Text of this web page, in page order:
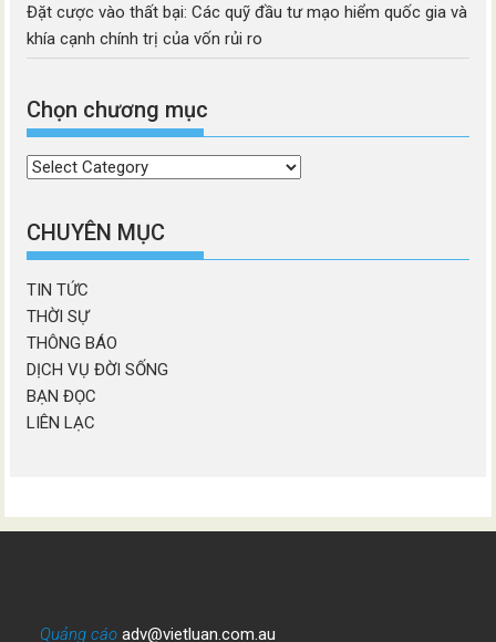
Đặt cược vào thất bại: Các quỹ đầu tư mạo hiểm quốc gia và
khía cạnh chính trị của vốn rủi ro
Chọn chương mục
Chọn
mục
CHUYÊN MỤC
TIN TỨC
THỜI SỰ
THÔNG BÁO
DỊCH VỤ ĐỜI SỐNG
BẠN ĐỌC
LIÊN LẠC
Quảng cáo adv@vietluan.com.au